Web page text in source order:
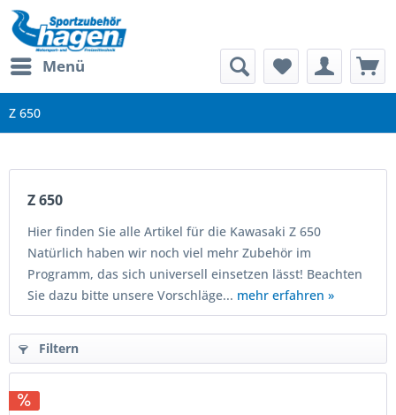
Menü
Z 650
Z 650
Hier finden Sie alle Artikel für die Kawasaki Z 650
Natürlich haben wir noch viel mehr Zubehör im
Programm, das sich universell einsetzen lässt! Beachten
Sie dazu bitte unsere Vorschläge... mehr erfahren »
Filtern